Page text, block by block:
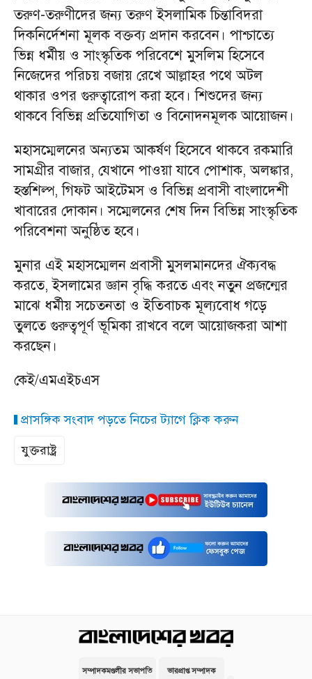
তরুণ-তরুণীদের জন্য তরুণ ইসলামিক চিন্তাবিদরা
দিকনির্দেশনা মূলক বক্তব্য প্রদান করবেন। পাশ্চাত্যে
ভিন্ন ধর্মীয় ও সাংস্কৃতিক পরিবেশে মুসলিম হিসেবে
নিজেদের পরিচয় বজায় রেখে আল্লাহর পথে অটল
থাকার ওপর গুরুত্বারোপ করা হবে। শিশুদের জন্য
থাকবে বিভিন্ন প্রতিযোগিতা ও বিনোদনমূলক আয়োজন।
মহাসম্মেলনের অন্যতম আকর্ষণ হিসেবে থাকবে রকমারি
সামগ্রীর বাজার, যেখানে পাওয়া যাবে পোশাক, অলঙ্কার,
হস্তশিল্প, গিফট আইটেমস ও বিভিন্ন প্রবাসী বাংলাদেশী
খাবারের দোকান। সম্মেলনের শেষ দিন বিভিন্ন সাংস্কৃতিক
পরিবেশনা অনুষ্ঠিত হবে।
মুনার এই মহাসম্মেলন প্রবাসী মুসলমানদের ঐক্যবদ্ধ
করতে, ইসলামের জ্ঞান বৃদ্ধি করতে এবং নতুন প্রজন্মের
মাঝে ধর্মীয় সচেতনতা ও ইতিবাচক মূল্যবোধ গড়ে
তুলতে গুরুত্বপূর্ণ ভূমিকা রাখবে বলে আয়োজকরা আশা
করছেন।
কেই/এমএইচএস
প্রাসঙ্গিক সংবাদ পড়তে নিচের ট্যাগে ক্লিক করুন
যুক্তরাষ্ট্র
সম্পাদকমণ্ডলীর সভাপতি ভারপ্রাপ্ত সম্পাদক